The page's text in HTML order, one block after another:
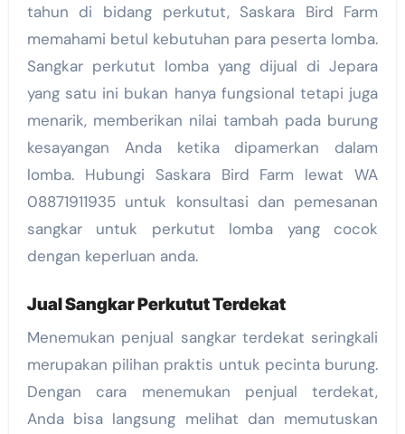
tahun di bidang perkutut, Saskara Bird Farm
memahami betul kebutuhan para peserta lomba.
Sangkar perkutut lomba yang dijual di Jepara
yang satu ini bukan hanya fungsional tetapi juga
menarik, memberikan nilai tambah pada burung
kesayangan Anda ketika dipamerkan dalam
lomba. Hubungi Saskara Bird Farm lewat WA
08871911935 untuk konsultasi dan pemesanan
sangkar untuk perkutut lomba yang cocok
dengan keperluan anda.
Jual Sangkar Perkutut Terdekat
Menemukan penjual sangkar terdekat seringkali
merupakan pilihan praktis untuk pecinta burung.
Dengan cara menemukan penjual terdekat,
Anda bisa langsung melihat dan memutuskan